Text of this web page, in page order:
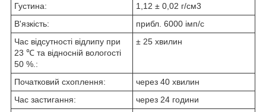
Густина:
1,12 ± 0,02 г/см3
В'язкість:
прибл. 6000 імп/с
Час відсутності відлипу при
23 ℃ та відносній вологості
50 %.:
± 25 хвилин
Початковий схоплення:
через 40 хвилин
Час застигання:
через 24 години